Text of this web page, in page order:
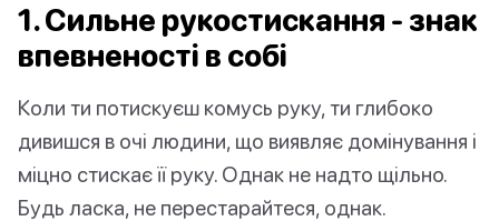
1. Сильне рукостискання - знак
впевненості в собі
Коли ти потискуєш комусь руку, ти глибоко
дивишся в очі людини, що виявляє домінування і
міцно стискає її руку. Однак не надто щільно.
Будь ласка, не перестарайтеся, однак.